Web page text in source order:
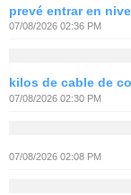
prevé entrar en
07/08/2026 02:36 PM
kilos de cable de
07/08/2026 02:30 PM
07/08/2026 02:08 PM